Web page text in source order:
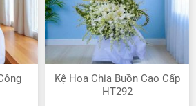
Kệ Hoa Chia Buồn Cao Cấp
HT292